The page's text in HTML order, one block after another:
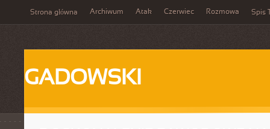
Strona główna Archiwum Atak Czerwiec Rozmowa Spis
GADOWSKI